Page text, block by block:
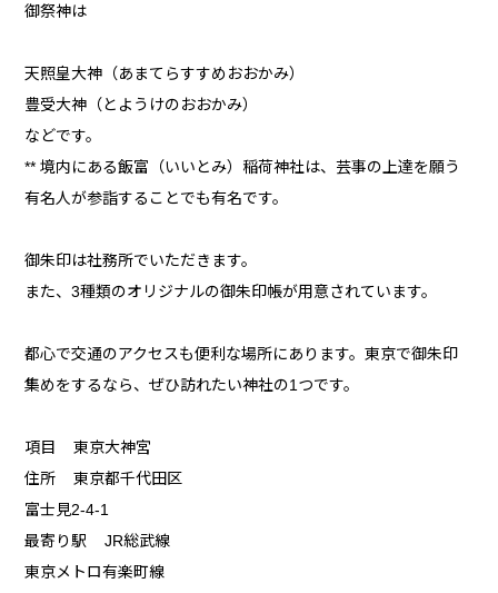
御祭神は
天照皇大神（あまてらすすめおおかみ）
豊受大神（とようけのおおかみ）
などです。
** 境内にある飯富（いいとみ）稲荷神社は、芸事の上達を願う
有名人が参詣することでも有名です。
御朱印は社務所でいただきます。
また、3種類のオリジナルの御朱印帳が用意されています。
都心で交通のアクセスも便利な場所にあります。東京で御朱印
集めをするなら、ぜひ訪れたい神社の1つです。
項目 東京大神宮
住所 東京都千代田区
富士見2-4-1
最寄り駅 JR総武線
東京メトロ有楽町線